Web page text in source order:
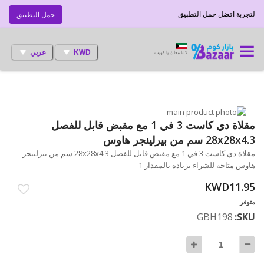
حمل التطبيق لتجربة افضل حمل التطبيق
KWD عربي كلنا معاك يا كويت
انتقل
إلى
النهاية
معرض
الصور
تخطي
إلى
بداية
معرض
الصور
مقلاة دي كاست 3 في 1 مع مقبض قابل للفصل
28x28x4.3 سم من بيرلينجر هاوس
مقلاة دي كاست 3 في 1 مع مقبض قابل للفصل 28x28x4.3 سم من بيرلينجر
هاوس متاحة للشراء بزيادة بالمقدار 1
KWD11.95
متوفر
SKU
GBH198